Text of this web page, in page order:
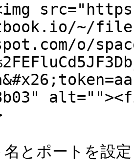
~/
o/
とポートを設定